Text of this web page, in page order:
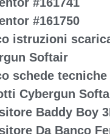
#161750
istruzioni
Softair
schede
Cybergun
Baddy Boy
Da Banco